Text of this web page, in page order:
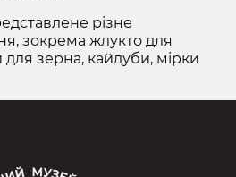
різне
зокрема жлукто для
зерна, кайдуби, мірки